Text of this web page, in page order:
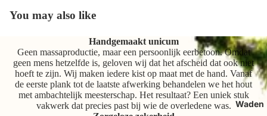
Waden
You may also like
Handgemaakt unicum
Geen massaproductie, maar een persoonlijk eerbetoon. Omdat
geen mens hetzelfde is, geloven wij dat het afscheid dat ook niet
hoeft te zijn. Wij maken iedere kist op maat met de hand. Vanaf
de eerste plank tot de laatste afwerking behandelen we het hout
met ambachtelijk meesterschap. Het resultaat? Een uniek stuk
vakwerk dat precies past bij wie de overledene was.